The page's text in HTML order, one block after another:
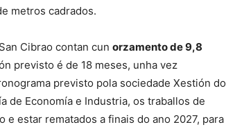
metros cadrados.
Cibrao contan cun orzamento de 9,8
previsto é de 18 meses, unha vez
previsto pola sociedade Xestión do
de Economía e Industria, os traballos de
estar rematados a finais do ano 2027, para